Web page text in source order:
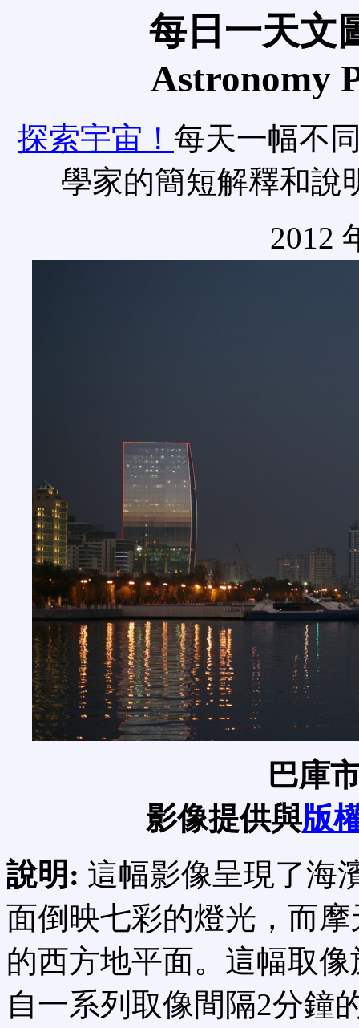
每日一天文
Astronomy
探索宇宙！ 每天一幅不
學家的簡短解釋和說
2012
巴庫
影像提供與版
說明: 這幅影像呈現了海
面倒映七彩的燈光，而
的西方地平面。這幅取
自一系列取像間隔2分鐘